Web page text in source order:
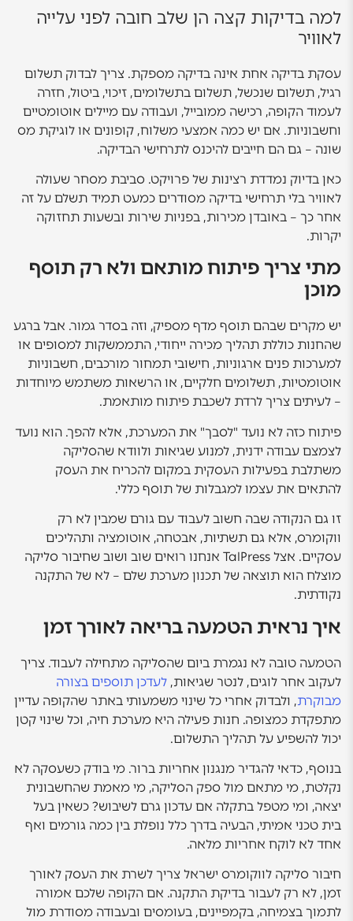
למה בדיקות קצה הן שלב חובה לפני עלייה
לאוויר
עסקת בדיקה אחת אינה בדיקה מספקת. צריך לבדוק תשלום
רגיל, תשלום שנכשל, תשלום בתשלומים, זיכוי, ביטול, חזרה
לעמוד הקופה, רכישה ממובייל, ועבודה עם מיילים אוטומטיים
וחשבוניות. אם יש כמה אמצעי משלוח, קופונים או לוגיקת מס
שונה – גם הם חייבים להיכנס לתרחישי הבדיקה.
כאן בדיוק נמדדת רצינות של פרויקט. סביבת מסחר שעולה
לאוויר בלי תרחישי בדיקה מסודרים כמעט תמיד תשלם על זה
אחר כך – באובדן מכירות, בפניות שירות ובשעות תחזוקה
יקרות.
מתי צריך פיתוח מותאם ולא רק תוסף
מוכן
יש מקרים שבהם תוסף מדף מספיק, וזה בסדר גמור. אבל ברגע
שהחנות כוללת תהליך מכירה ייחודי, התממשקות למסופים או
למערכות פנים ארגוניות, חישובי תמחור מורכבים, חשבוניות
אוטומטיות, תשלומים חלקיים, או הרשאות משתמש מיוחדות
– לעיתים צריך לרדת לשכבת פיתוח מותאמת.
פיתוח כזה לא נועד "לסבך" את המערכת, אלא להפך. הוא נועד
לצמצם עבודה ידנית, למנוע שגיאות ולוודא שהסליקה
משתלבת בפעילות העסקית במקום להכריח את העסק
להתאים את עצמו למגבלות של תוסף כללי.
זו גם הנקודה שבה חשוב לעבוד עם גורם שמבין לא רק
ווקומרס, אלא גם תשתיות, אבטחה, אוטומציה ותהליכים
עסקיים. אצל TalPress אנחנו רואים שוב ושוב שחיבור סליקה
מוצלח הוא תוצאה של תכנון מערכת שלם – לא של התקנה
נקודתית.
איך נראית הטמעה בריאה לאורך זמן
הטמעה טובה לא נגמרת ביום שהסליקה מתחילה לעבוד. צריך
לעקוב אחר לוגים, לנטר שגיאות, לעדכן תוספים בצורה
מבוקרת, ולבדוק אחרי כל שינוי משמעותי באתר שהקופה עדיין
מתפקדת כמצופה. חנות פעילה היא מערכת חיה, וכל שינוי קטן
יכול להשפיע על תהליך התשלום.
בנוסף, כדאי להגדיר מנגנון אחריות ברור. מי בודק כשעסקה לא
נקלטת, מי מתאם מול ספק הסליקה, מי מאמת שהחשבונית
יצאה, ומי מטפל בתקלה אם עדכון גרם לשיבוש? כשאין בעל
בית טכני אמיתי, הבעיה בדרך כלל נופלת בין כמה גורמים ואף
אחד לא לוקח אחריות מלאה.
חיבור סליקה לווקומרס ישראל צריך לשרת את העסק לאורך
זמן, לא רק לעבור בדיקת התקנה. אם הקופה שלכם אמורה
לתמוך בצמיחה, בקמפיינים, בעומסים ובעבודה מסודרת מול